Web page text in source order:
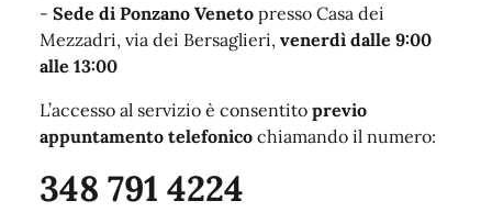
- Sede di Ponzano Veneto presso Casa dei
Mezzadri, via dei Bersaglieri, venerdì dalle 9:00
alle 13:00
L’accesso al servizio è consentito previo
appuntamento telefonico chiamando il numero:
348 791 4224